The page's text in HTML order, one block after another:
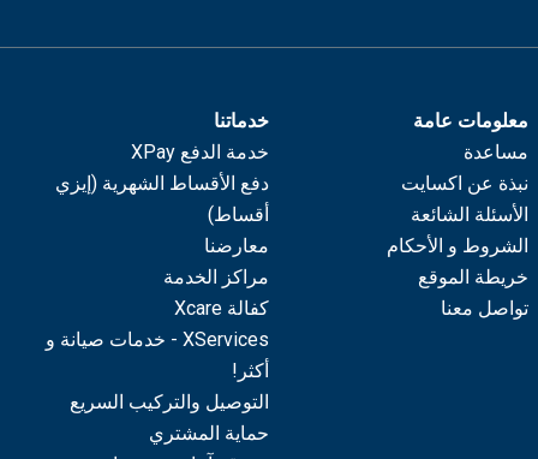
معلومات عامة
مساعدة
نبذة عن اكسايت
الأسئلة الشائعة
الشروط و الأحكام
خريطة الموقع
تواصل معنا
خدماتنا
خدمة الدفع XPay
دفع الأقساط الشهرية (إيزي
أقساط)
معارضنا
مراكز الخدمة
كفالة Xcare
XServices - خدمات صيانة و
أكثر!
التوصيل والتركيب السريع
حماية المشتري